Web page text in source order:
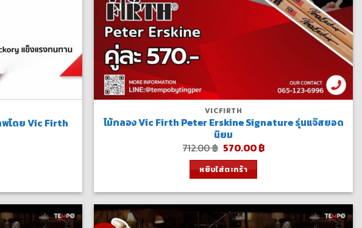
พโดย Vic Firth
VICFIRTH
ไม้กลอง Vic Firth Peter Erskine Signature รุ่นแจ๊สยอด
นิยม
712.00฿ Original
price
was:
712.00 ฿.
570.00฿Current
หยิบใส่ตะกร้า